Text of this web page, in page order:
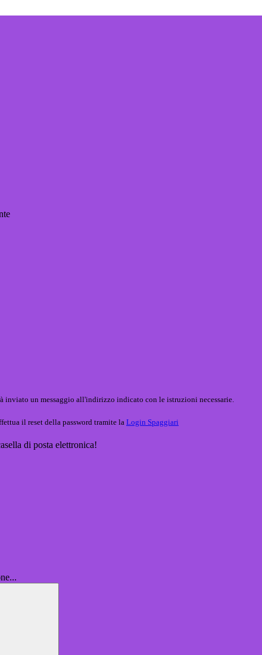
inviato un messaggio all'indirizzo indicato con le istruzioni necessarie.
il reset della password tramite la Login Spaggiari
di posta elettronica!